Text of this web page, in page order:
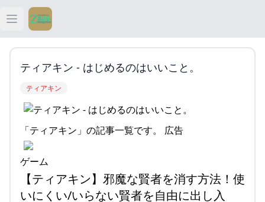
Open main menu
ティアキン
ティアキン 武器
ティアキン - はじめるのはいいこと。
ティアキン
「ティアキン」の記事一覧です。 広告
ゲーム
【ティアキン】邪魔な賢者を消す方法！使
いにくい/いらない賢者を自由に出し入